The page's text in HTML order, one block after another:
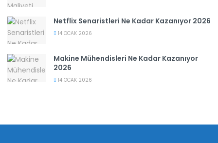
Netflix Senaristleri Ne Kadar Kazanıyor 2026
14 OCAK 2026
Makine Mühendisleri Ne Kadar Kazanıyor
2026
14 OCAK 2026